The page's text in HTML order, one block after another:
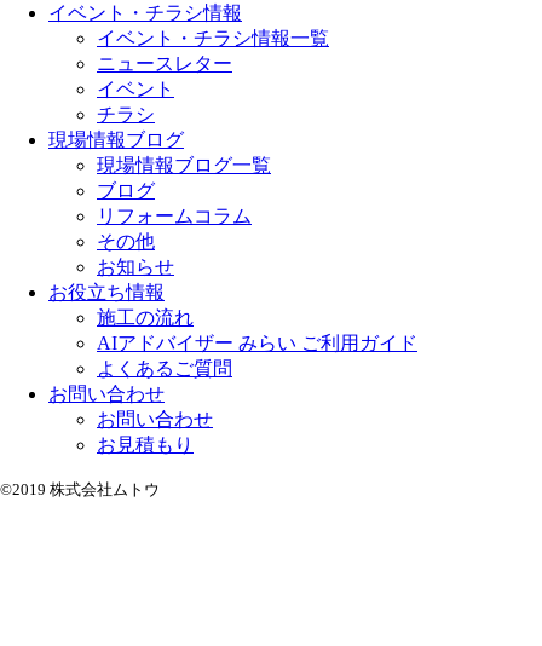
イベント・チラシ情報
イベント・チラシ情報一覧
ニュースレター
イベント
チラシ
現場情報ブログ
現場情報ブログ一覧
ブログ
リフォームコラム
その他
お知らせ
お役立ち情報
施工の流れ
AIアドバイザー みらい ご利用ガイド
よくあるご質問
お問い合わせ
お問い合わせ
お見積もり
©2019 株式会社ムトウ